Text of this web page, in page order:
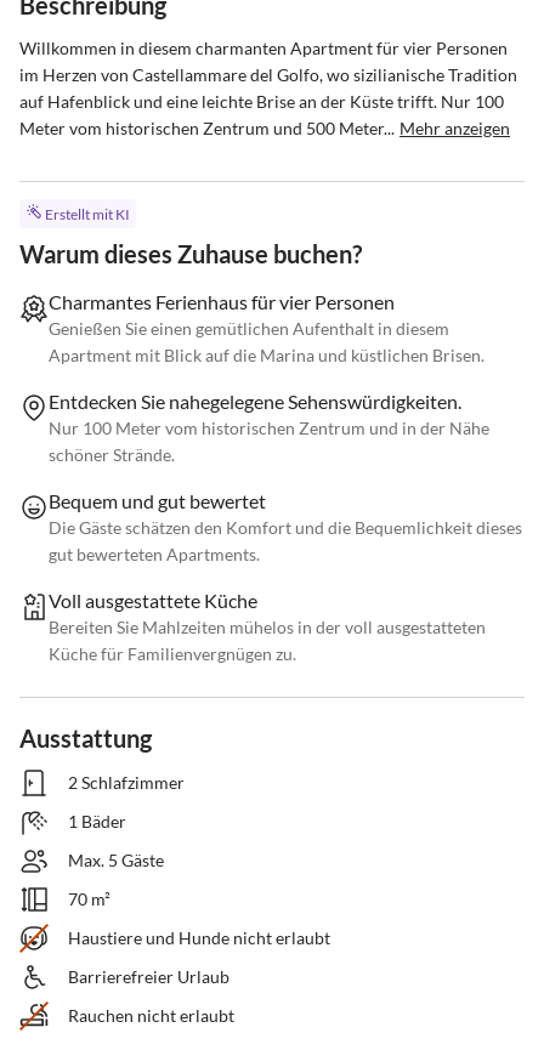
Willkommen in diesem charmanten Apartment für vier Personen
im Herzen von Castellammare del Golfo, wo sizilianische Tradition
auf Hafenblick und eine leichte Brise an der Küste trifft. Nur 100
Meter vom historischen Zentrum und 500 Meter... Mehr anzeigen
Erstellt mit KI
Warum dieses Zuhause buchen?
Charmantes Ferienhaus für vier Personen
Genießen Sie einen gemütlichen Aufenthalt in diesem
Apartment mit Blick auf die Marina und küstlichen Brisen.
Entdecken Sie nahegelegene Sehenswürdigkeiten.
Nur 100 Meter vom historischen Zentrum und in der Nähe
schöner Strände.
Bequem und gut bewertet
Die Gäste schätzen den Komfort und die Bequemlichkeit dieses
gut bewerteten Apartments.
Voll ausgestattete Küche
Bereiten Sie Mahlzeiten mühelos in der voll ausgestatteten
Küche für Familienvergnügen zu.
Ausstattung
2 Schlafzimmer
1 Bäder
Max. 5 Gäste
70 m²
Haustiere und Hunde nicht erlaubt
Barrierefreier Urlaub
Rauchen nicht erlaubt